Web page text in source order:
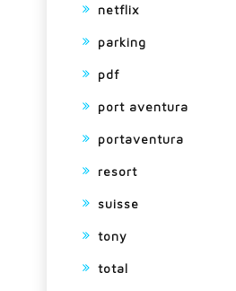
netflix
parking
pdf
port aventura
portaventura
resort
suisse
tony
total